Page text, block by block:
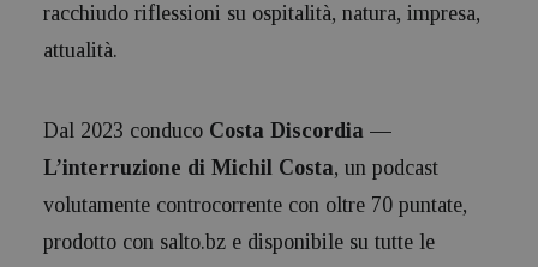
racchiudo riflessioni su ospitalità, natura, impresa,
attualità.
Dal 2023 conduco Costa Discordia —
L’interruzione di Michil Costa, un podcast
volutamente controcorrente con oltre 70 puntate,
prodotto con salto.bz e disponibile su tutte le